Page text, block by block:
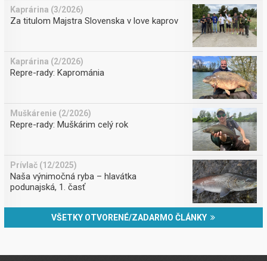
Kaprárina (3/2026)
Za titulom Majstra Slovenska v love kaprov
Kaprárina (2/2026)
Repre-rady: Kaprománia
Muškárenie (2/2026)
Repre-rady: Muškárim celý rok
Prívlač (12/2025)
Naša výnimočná ryba – hlavátka
podunajská, 1. časť
VŠETKY OTVORENÉ/ZADARMO ČLÁNKY